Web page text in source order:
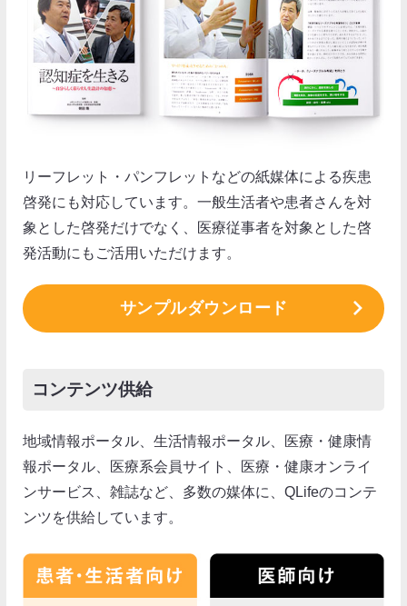
リーフレット・パンフレットなどの紙媒体による疾患
啓発にも対応しています。一般生活者や患者さんを対
象とした啓発だけでなく、医療従事者を対象とした啓
発活動にもご活用いただけます。
サンプルダウンロード
コンテンツ供給
地域情報ポータル、生活情報ポータル、医療・健康情
報ポータル、医療系会員サイト、医療・健康オンライ
ンサービス、雑誌など、多数の媒体に、QLifeのコンテ
ンツを供給しています。